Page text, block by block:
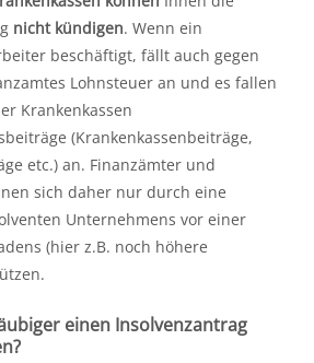
nicht kündigen. Wenn ein
beschäftigt, fällt auch gegen
Lohnsteuer an und es fallen
Krankenkassen
(Krankenkassenbeiträge,
etc.) an. Finanzämter und
sich daher nur durch eine
Unternehmens vor einer
(hier z.B. noch höhere
einen Insolvenzantrag